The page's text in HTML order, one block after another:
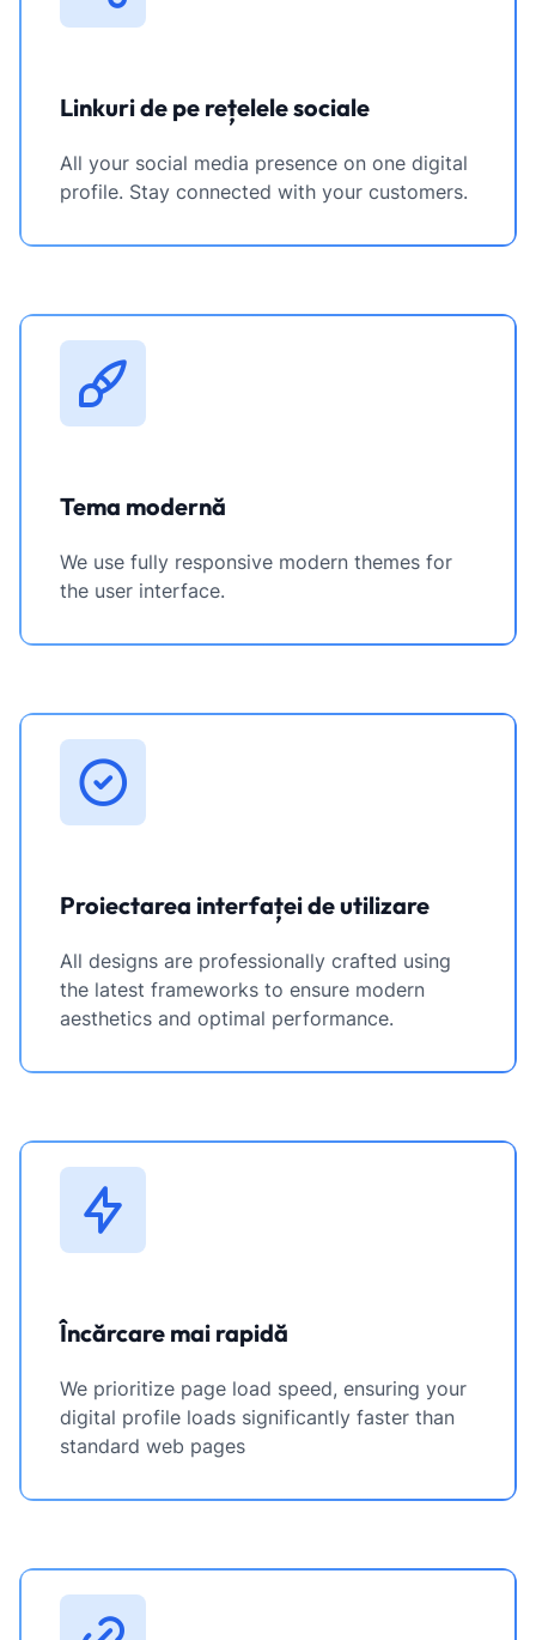
Linkuri de pe rețelele sociale
All your social media presence on one digital
profile. Stay connected with your customers.
Tema modernă
We use fully responsive modern themes for
the user interface.
Proiectarea interfaței de utilizare
All designs are professionally crafted using
the latest frameworks to ensure modern
aesthetics and optimal performance.
Încărcare mai rapidă
We prioritize page load speed, ensuring your
digital profile loads significantly faster than
standard web pages